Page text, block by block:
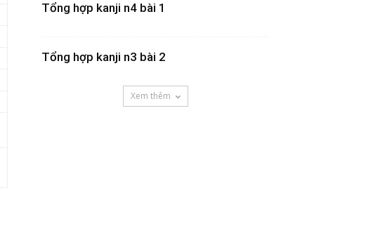
Tổng hợp kanji n4 bài 1
Tổng hợp kanji n3 bài 2
Xem thêm